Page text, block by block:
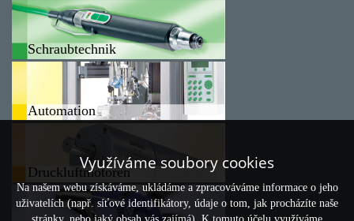
Schraubtechnik
Automation
DruckluftmotorenVyužíváme soubory cookies
Na našem webu získáváme, ukládáme a zpracováváme informace o jeho
uživatelích (např. síťové identifikátory, údaje o tom, jak procházíte naše